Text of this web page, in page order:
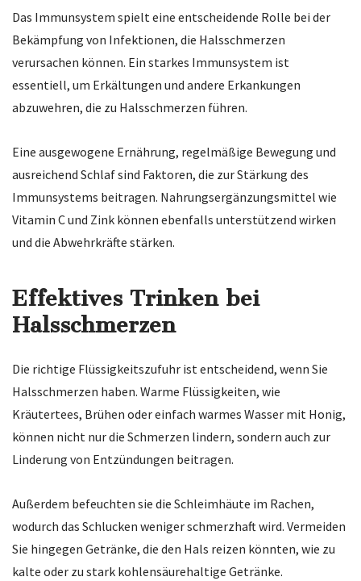
Das Immunsystem spielt eine entscheidende Rolle bei der
Bekämpfung von Infektionen, die Halsschmerzen
verursachen können. Ein starkes Immunsystem ist
essentiell, um Erkältungen und andere Erkankungen
abzuwehren, die zu Halsschmerzen führen.
Eine ausgewogene Ernährung, regelmäßige Bewegung und
ausreichend Schlaf sind Faktoren, die zur Stärkung des
Immunsystems beitragen. Nahrungsergänzungsmittel wie
Vitamin C und Zink können ebenfalls unterstützend wirken
und die Abwehrkräfte stärken.
Effektives Trinken bei
Halsschmerzen
Die richtige Flüssigkeitszufuhr ist entscheidend, wenn Sie
Halsschmerzen haben. Warme Flüssigkeiten, wie
Kräutertees, Brühen oder einfach warmes Wasser mit Honig,
können nicht nur die Schmerzen lindern, sondern auch zur
Linderung von Entzündungen beitragen.
Außerdem befeuchten sie die Schleimhäute im Rachen,
wodurch das Schlucken weniger schmerzhaft wird. Vermeiden
Sie hingegen Getränke, die den Hals reizen könnten, wie zu
kalte oder zu stark kohlensäurehaltige Getränke.